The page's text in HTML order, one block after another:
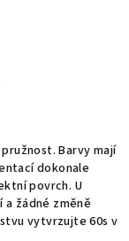
Barvy mají
dokonale
povrch. U
žádné změně
vytvrzujte 60s v